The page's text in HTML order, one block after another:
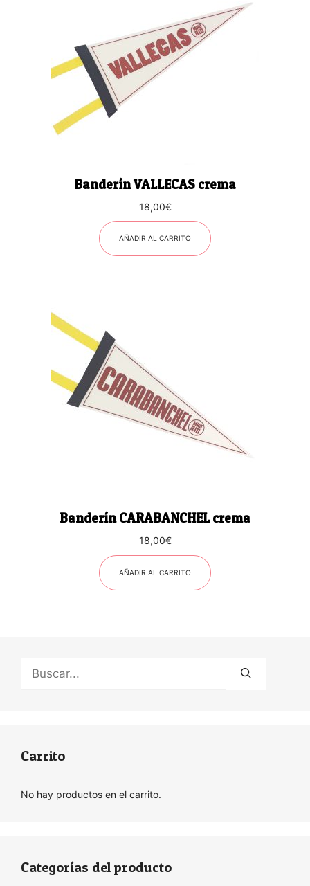
Banderín VALLECAS crema
18,00€
AÑADIR AL CARRITO
Banderín CARABANCHEL crema
18,00€
AÑADIR AL CARRITO
Carrito
No hay productos en el carrito.
Categorías del producto